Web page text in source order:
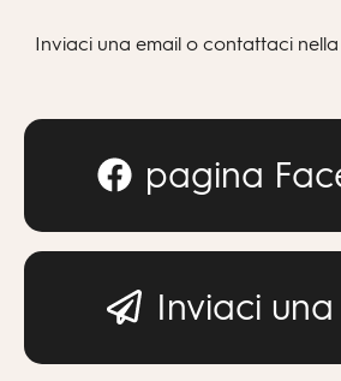
Inviaci una email o contattaci
pagina
Inviaci